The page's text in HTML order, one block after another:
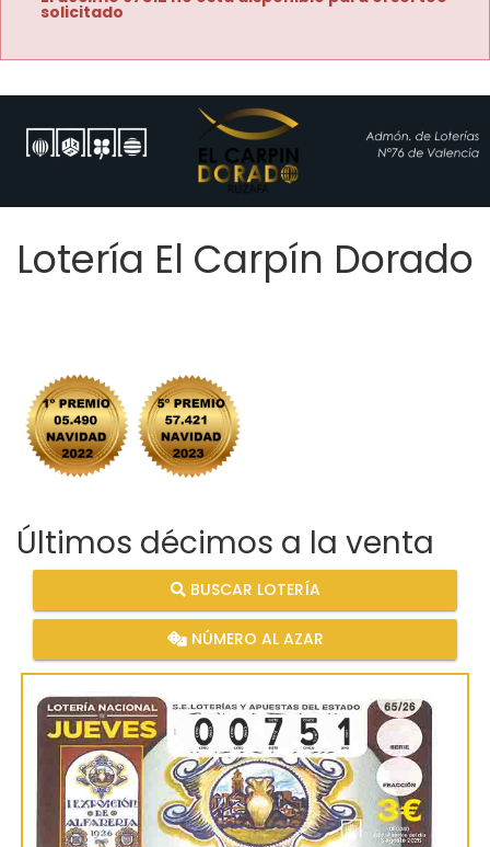
solicitado
Lotería El Carpín Dorado
Últimos décimos a la venta
BUSCAR LOTERÍA
NÚMERO AL AZAR